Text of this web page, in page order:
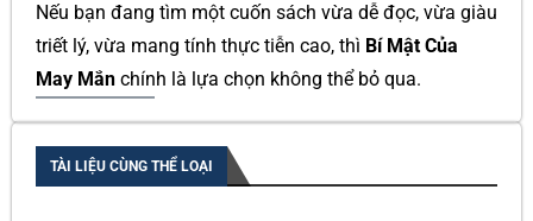
Nếu bạn đang tìm một cuốn sách vừa dễ đọc, vừa giàu
triết lý, vừa mang tính thực tiễn cao, thì Bí Mật Của
May Mắn chính là lựa chọn không thể bỏ qua.
TÀI LIỆU CÙNG THỂ LOẠI